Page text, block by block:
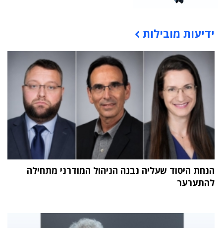
תוכן פרסומי
ידיעות מובילות
הנחת היסוד שעליה נבנה הניהול המודרני מתחילה
להתערער